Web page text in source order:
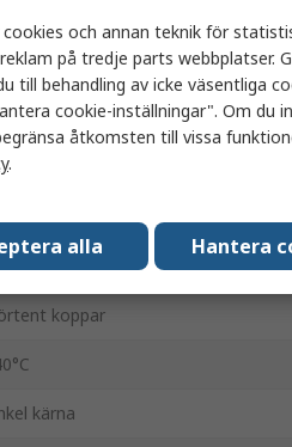
koppar
kärna
cookies och annan teknik för
på tredje parts webbplatser.
till behandling av icke väsentliga
cookie-inställningar". Om du
åtkomsten till vissa
.
alla Hantera